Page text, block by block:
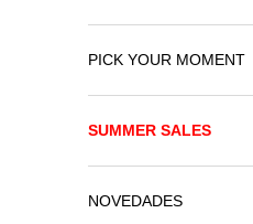
PICK YOUR MOMENT
SUMMER SALES
NOVEDADES